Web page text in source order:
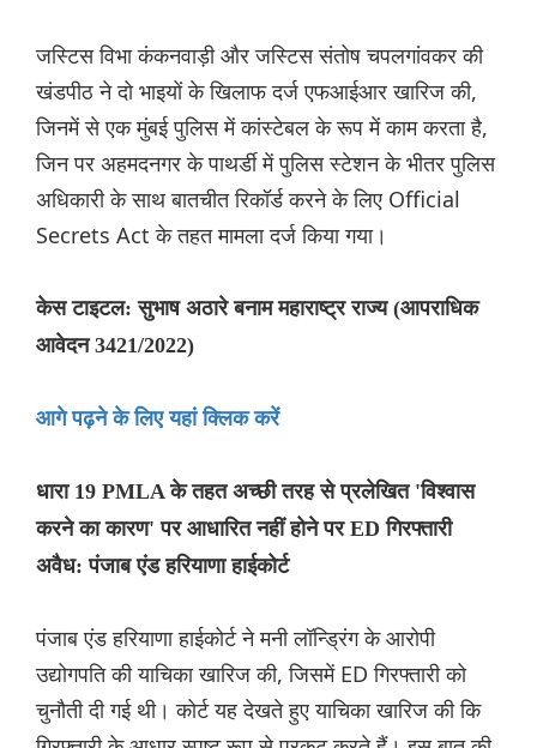
जस्टिस विभा कंकनवाड़ी और जस्टिस संतोष चपलगांवकर की
खंडपीठ ने दो भाइयों के खिलाफ दर्ज एफआईआर खारिज की,
जिनमें से एक मुंबई पुलिस में कांस्टेबल के रूप में काम करता है,
जिन पर अहमदनगर के पाथर्डी में पुलिस स्टेशन के भीतर पुलिस
अधिकारी के साथ बातचीत रिकॉर्ड करने के लिए Official
Secrets Act के तहत मामला दर्ज किया गया।
केस टाइटल: सुभाष अठारे बनाम महाराष्ट्र राज्य (आपराधिक
आवेदन 3421/2022)
आगे पढ़ने के लिए यहां क्लिक करें
धारा 19 PMLA के तहत अच्छी तरह से प्रलेखित 'विश्वास
करने का कारण' पर आधारित नहीं होने पर ED गिरफ्तारी
अवैध: पंजाब एंड हरियाणा हाईकोर्ट
पंजाब एंड हरियाणा हाईकोर्ट ने मनी लॉन्ड्रिंग के आरोपी
उद्योगपति की याचिका खारिज की, जिसमें ED गिरफ्तारी को
चुनौती दी गई थी। कोर्ट यह देखते हुए याचिका खारिज की कि